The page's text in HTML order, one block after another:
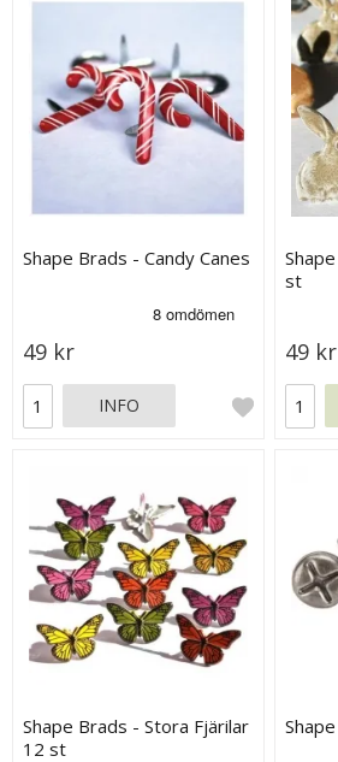
Shape Brads - Candy Canes
49 kr
INFO
st
49 kr
Shape Brads - Stora Fjärilar
12 st